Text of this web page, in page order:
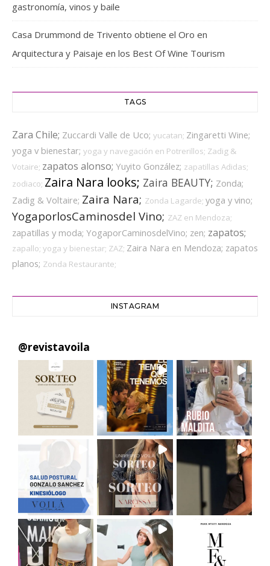
gastronomía, vinos y baile
Casa Drummond de Trivento obtiene el Oro en
Arquitectura y Paisaje en los Best Of Wine Tourism
TAGS
Zara Chile; Zuccardi Valle de Uco; yucatan; Zingaretti Wine;
yoga v bienestar; yoga y navegación en Potrerillos; Zadig &
Votaire; zapatos alonso; Yuyito González; zapatillas Adidas;
zodiaco; Zaira Nara looks; Zaira BEAUTY; Zonda;
Zadig & Voltaire; Zaira Nara; Zonda Lagarde; yoga y vino;
YogaporlosCaminosdel Vino; ZAZ en Mendoza;
zapatillas y moda; YogaporCaminosdelVino; zen; zapatos;
zapallo; yoga y bienestar; ZAZ; Zaira Nara en Mendoza; zapatos
planos; Zonda Restaurante;
INSTAGRAM
@revistavoila